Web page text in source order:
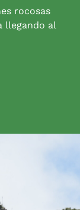
rocosas
llegando al